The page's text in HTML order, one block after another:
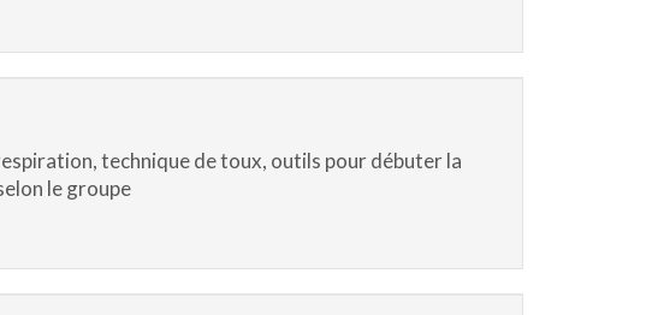
technique de toux, outils pour débuter la
le groupe